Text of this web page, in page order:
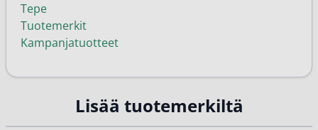
Tepe
Tuotemerkit
Kampanjatuotteet
Lisää tuotemerkiltä